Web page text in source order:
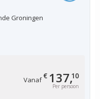
Vanaf€ 137,10
Per persoon
Groningen